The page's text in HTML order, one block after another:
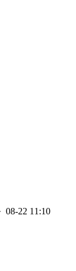
08-22 11:10